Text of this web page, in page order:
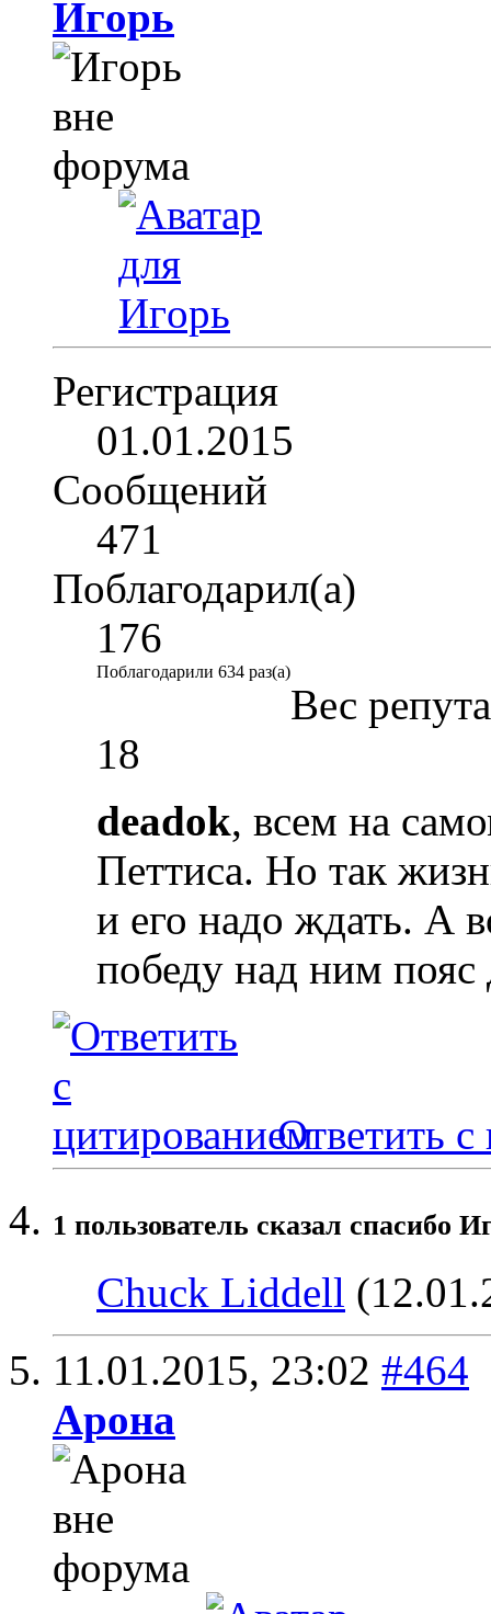
Игoрь
Регистрация
01.01.2015
Сообщений
471
Поблагодарил(а)
176
Поблагодарили 634 раз(а)
Вес
18
deadok, всем на
Петтиса. Но так
и его надо ждать. А
победу над ним пояс
Ответить с
1 пользователь сказал cпасибо
Chuck Liddell
11.01.2015, 23:02 #464
Арона